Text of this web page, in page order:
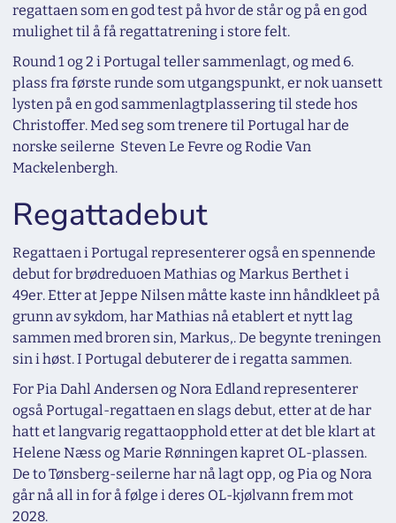
regattaen som en god test på hvor de står og på en god
mulighet til å få regattatrening i store felt.
Round 1 og 2 i Portugal teller sammenlagt, og med 6.
plass fra første runde som utgangspunkt, er nok uansett
lysten på en god sammenlagtplassering til stede hos
Christoffer. Med seg som trenere til Portugal har de
norske seilerne Steven Le Fevre og Rodie Van
Mackelenbergh.
Regattadebut
Regattaen i Portugal representerer også en spennende
debut for brødreduoen Mathias og Markus Berthet i
49er. Etter at Jeppe Nilsen måtte kaste inn håndkleet på
grunn av sykdom, har Mathias nå etablert et nytt lag
sammen med broren sin, Markus,. De begynte treningen
sin i høst. I Portugal debuterer de i regatta sammen.
For Pia Dahl Andersen og Nora Edland representerer
også Portugal-regattaen en slags debut, etter at de har
hatt et langvarig regattaopphold etter at det ble klart at
Helene Næss og Marie Rønningen kapret OL-plassen.
De to Tønsberg-seilerne har nå lagt opp, og Pia og Nora
går nå all in for å følge i deres OL-kjølvann frem mot
2028.